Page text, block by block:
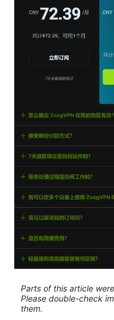
Parts of this article
Please double-check
them.